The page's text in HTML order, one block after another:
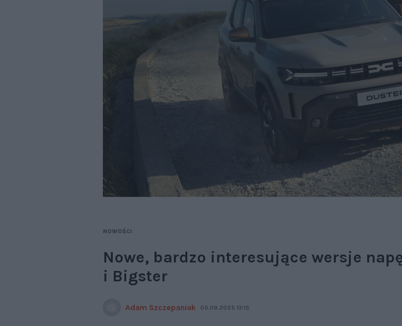
NOWOŚCI
Nowe, bardzo interesujące wersje
i Bigster
Adam Szczepaniak 05.09.2025 13:15